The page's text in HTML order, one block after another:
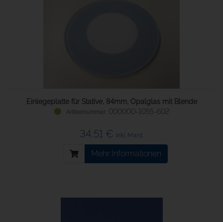
Einlegeplatte für Stative, 84mm, Opalglas mit Blende
000000-1055-602
34,51 € inkl. Mwst.
Mehr Informationen